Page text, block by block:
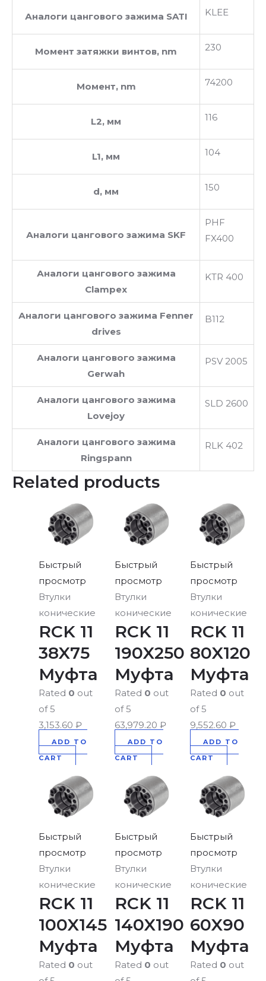
Аналоги цангового зажима SATI KLEE
Момент затяжки винтов, nm 230
Момент, nm 74200
L2, мм 116
L1, мм 104
d, мм 150
Аналоги цангового зажима SKF
PHF
FX400
Аналоги цангового зажима
Clampex
KTR 400
Аналоги цангового зажима Fenner
drives
B112
Аналоги цангового зажима
Gerwah
PSV 2005
Аналоги цангового зажима
Lovejoy
SLD 2600
Аналоги цангового зажима
Ringspann
RLK 402
Related products
Быстрый
просмотр
Втулки
конические
RCK 11
38X75
Муфта
Rated 0 out
of 5
3,153.60 ₽
ADD TO
CART
Быстрый
просмотр
Втулки
конические
RCK 11
190X250
Муфта
Rated 0 out
of 5
63,979.20 ₽
ADD TO
CART
Быстрый
просмотр
Втулки
конические
RCK 11
80X120
Муфта
Rated 0 out
of 5
9,552.60₽
ADD TO
CART
Быстрый
просмотр
Втулки
конические
RCK 11
100X145
Муфта
Rated 0 out
Быстрый
просмотр
Втулки
конические
RCK 11
140X190
Муфта
Rated 0 out
Быстрый
просмотр
Втулки
конические
RCK 11
60X90
Муфта
Rated 0 out